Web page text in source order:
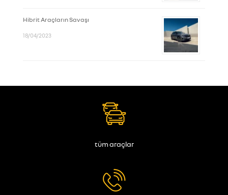
Hibrit Araçların Savaşı
18/04/2023
tüm araçlar